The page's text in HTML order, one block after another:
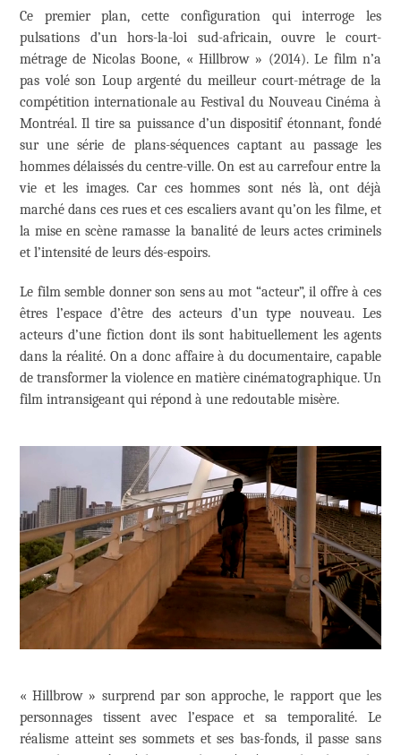
Ce premier plan, cette configuration qui interroge les
pulsations d’un hors-la-loi sud-africain, ouvre le court-
métrage de Nicolas Boone, « Hillbrow » (2014). Le film n’a
pas volé son Loup argenté du meilleur court-métrage de la
compétition internationale au Festival du Nouveau Cinéma à
Montréal. Il tire sa puissance d’un dispositif étonnant, fondé
sur une série de plans-séquences captant au passage les
hommes délaissés du centre-ville. On est au carrefour entre la
vie et les images. Car ces hommes sont nés là, ont déjà
marché dans ces rues et ces escaliers avant qu’on les filme, et
la mise en scène ramasse la banalité de leurs actes criminels
et l’intensité de leurs dés-espoirs.
Le film semble donner son sens au mot “acteur”, il offre à ces
êtres l’espace d’être des acteurs d’un type nouveau. Les
acteurs d’une fiction dont ils sont habituellement les agents
dans la réalité. On a donc affaire à du documentaire, capable
de transformer la violence en matière cinématographique. Un
film intransigeant qui répond à une redoutable misère.
« Hillbrow » surprend par son approche, le rapport que les
personnages tissent avec l’espace et sa temporalité. Le
réalisme atteint ses sommets et ses bas-fonds, il passe sans